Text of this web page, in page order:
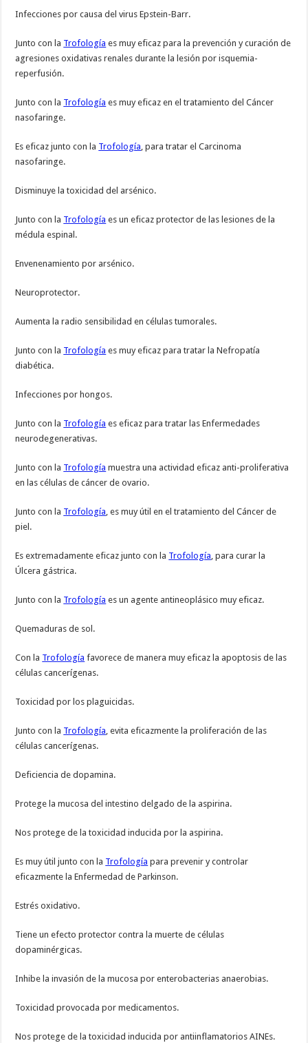
Infecciones por causa del virus Epstein-Barr.
Junto con la Trofología es muy eficaz para la prevención y curación de
agresiones oxidativas renales durante la lesión por isquemia-
reperfusión.
Junto con la Trofología es muy eficaz en el tratamiento del Cáncer
nasofaringe.
Es eficaz junto con la Trofología, para tratar el Carcinoma
nasofaringe.
Disminuye la toxicidad del arsénico.
Junto con la Trofología es un eficaz protector de las lesiones de la
médula espinal.
Envenenamiento por arsénico.
Neuroprotector.
Aumenta la radio sensibilidad en células tumorales.
Junto con la Trofología es muy eficaz para tratar la Nefropatía
diabética.
Infecciones por hongos.
Junto con la Trofología es eficaz para tratar las Enfermedades
neurodegenerativas.
Junto con la Trofología muestra una actividad eficaz anti-proliferativa
en las células de cáncer de ovario.
Junto con la Trofología, es muy útil en el tratamiento del Cáncer de
piel.
Es extremadamente eficaz junto con la Trofología, para curar la
Úlcera gástrica.
Junto con la Trofología es un agente antineoplásico muy eficaz.
Quemaduras de sol.
Con la Trofología favorece de manera muy eficaz la apoptosis de las
células cancerígenas.
Toxicidad por los plaguicidas.
Junto con la Trofología, evita eficazmente la proliferación de las
células cancerígenas.
Deficiencia de dopamina.
Protege la mucosa del intestino delgado de la aspirina.
Nos protege de la toxicidad inducida por la aspirina.
Es muy útil junto con la Trofología para prevenir y controlar
eficazmente la Enfermedad de Parkinson.
Estrés oxidativo.
Tiene un efecto protector contra la muerte de células
dopaminérgicas.
Inhibe la invasión de la mucosa por enterobacterias anaerobias.
Toxicidad provocada por medicamentos.
Nos protege de la toxicidad inducida por antiinflamatorios AINEs.